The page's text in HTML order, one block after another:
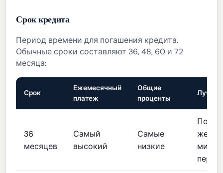
Срок кредита
Период времени для погашения кредита.
Обычные сроки составляют 36, 48, 60 и 72
месяца:
Срок
Ежемесячный
платеж
Общие
проценты
Лучше
36
месяцев
Самый
высокий
Самые
низкие